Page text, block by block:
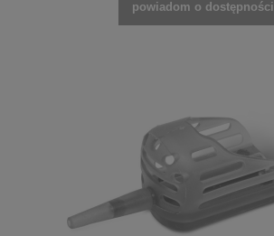
powiadom o dostępności